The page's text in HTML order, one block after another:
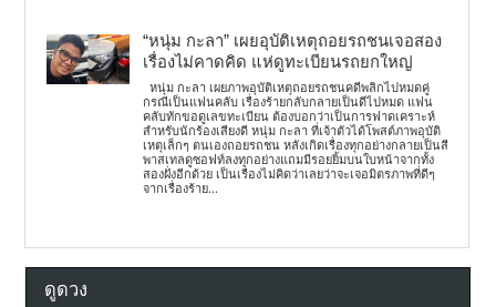
“หนุ่ม กะลา” เผยอุบัติเหตุถอยรถชนเจอสอง
เรื่องไม่คาดคิด แห่ดูทะเบียนรถยกใหญ่
หนุ่ม กะลา เผยภาพอุบัติเหตุถอยรถชนคดีพลิกไปหมดคู่
กรณีเป็นแฟนคลับ เรื่องร้ายกลับกลายเป็นดีไปหมด แฟน
คลับทักขอดูเลขทะเบียน ต้องบอกว่าเป็นการฟาดเคราะห์
สำหรับนักร้องเสียงดี หนุ่ม กะลา ที่เจ้าตัวได้โพสต์ภาพอุบัติ
เหตุเล็กๆ ตนเองถอยรถชน หลังเกิดเรื่องทุกอย่างกลายเป็นสี
พาสเทลดูซอฟท์ลงทุกอย่างแถมมีรอยยิ้มบนใบหน้าจากทั้ง
สองฝั่งอีกด้วย เป็นเรื่องไม่คิดว่าเลยว่าจะเจอมิตรภาพที่ดีๆ
จากเรื่องร้าย...
ดูดวง